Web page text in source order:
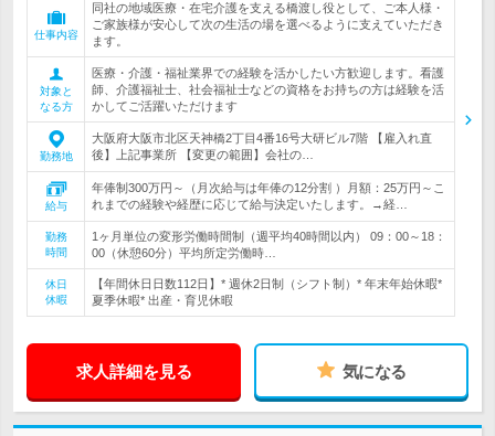
仕事内容
同社の地域医療・在宅介護を支える橋渡し役として、ご本人様・
ご家族様が安心して次の生活の場を選べるように支えていただき
ます。
対象と
なる方
医療・介護・福祉業界での経験を活かしたい方歓迎します。看護
師、介護福祉士、社会福祉士などの資格をお持ちの方は経験を活
かしてご活躍いただけます
勤務地
大阪府大阪市北区天神橋2丁目4番16号大研ビル7階 【雇入れ直
後】上記事業所 【変更の範囲】会社の…
給与
年俸制300万円～（月次給与は年俸の12分割 ）月額：25万円～こ
れまでの経験や経歴に応じて給与決定いたします。→経…
勤務
時間
1ヶ月単位の変形労働時間制（週平均40時間以内） 09：00～18：
00（休憩60分）平均所定労働時…
休日
休暇
【年間休日日数112日】* 週休2日制（シフト制）* 年末年始休暇*
夏季休暇* 出産・育児休暇
求人詳細を見る 気になる